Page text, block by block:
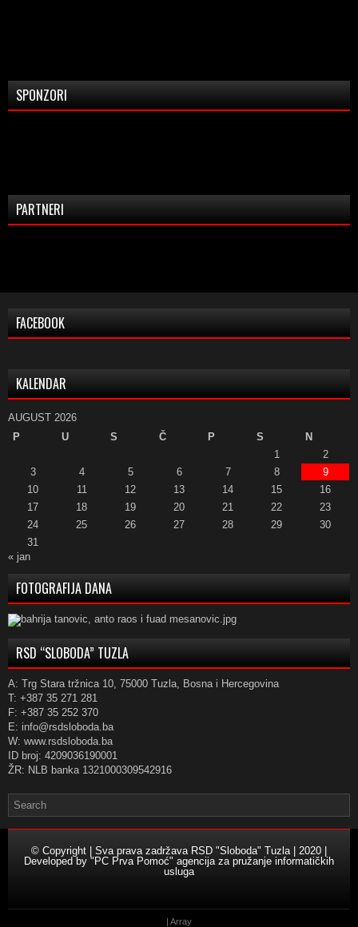
SPONZORI
PARTNERI
FACEBOOK
KALENDAR
AUGUST 2026
P
U S Č P S
N
1
2
3
4 5 6 7 8
9
10
11 12 13 14 15
16
17
18 19 20 21 22
23
24
25 26 27 28 29
30
31
« jan
FOTOGRAFIJA DANA
RSD “SLOBODA” TUZLA
A: Trg Stara tržnica 10, 75000 Tuzla, Bosna i Hercegovina
T: +387 35 271 281
F: +387 35 252 370
E: info@rsdsloboda.ba
W: www.rsdsloboda.ba
ID broj: 4209036190001
ŽR: NLB banka 1321000309542916
© Copyright | Sva prava zadržava RSD "Sloboda" Tuzla | 2020 |
Developed by "PC Prva Pomoć" agencija za pružanje informatičkih
usluga
| Array